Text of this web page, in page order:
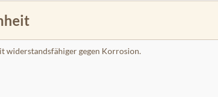
widerstandsfähiger gegen Korrosion.